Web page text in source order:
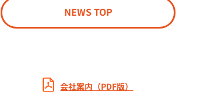
NEWS TOP
会社案内（PDF版）